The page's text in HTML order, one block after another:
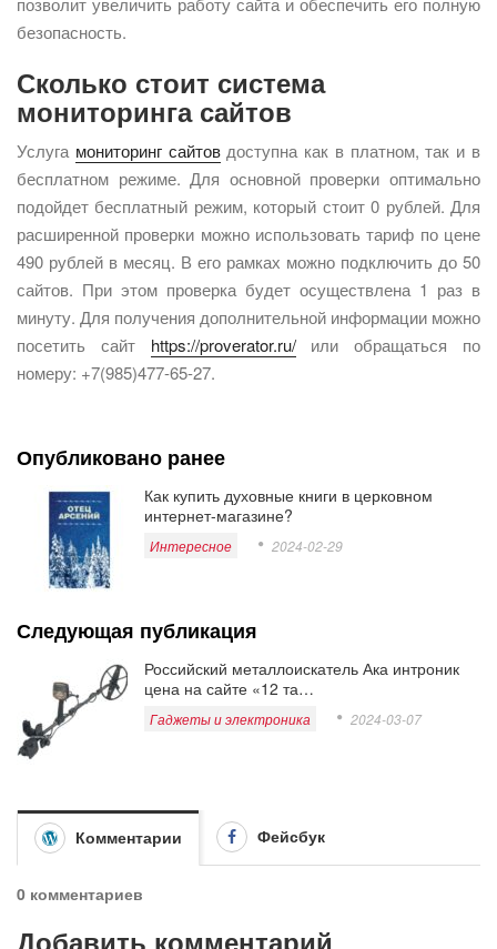
безопасность.
Сколько стоит система
мониторинга сайтов
Услуга мониторинг сайтовдоступна как в платном, так и в
бесплатном режиме. Для основной проверки оптимально
подойдет бесплатный режим, который стоит 0 рублей. Для
расширенной проверки можно использовать тариф по цене
490 рублей в месяц. В его рамках можно подключить до 50
сайтов. При этом проверка будет осуществлена 1 раз в
минуту. Для получения дополнительной информации можно
посетить сайт https://proverator.ru/или обращаться по
номеру: +7(985)477-65-27.
Опубликовано ранее
Как купить духовные книги в церковном
интернет-магазине?
Интересное 2024-02-29
Следующая публикация
Российский металлоискатель Ака интроник
цена на сайте «12 та…
Гаджеты и электроника 2024-03-07
Комментарии Фейсбук
0 комментариев
Добавить комментарий